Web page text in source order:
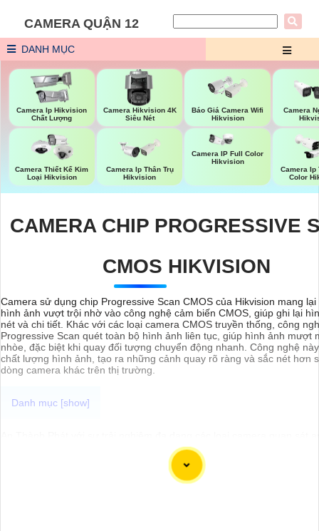
CAMERA QUẬN 12
DANH MỤC
Camera Ip Hikvision
Chất Lượng
Camera Hikvision 4K
Siêu Nét
Báo Giá Camera Wifi
Hikvision
Camera
Camera Thiết Kế Kim
Loại Hikvision
Camera Ip Thân Trụ
Hikvision
Camera IP Full Color
Hikvision
Camera Ip
Color
CAMERA CHIP PROGRESSIVE
CMOS HIKVISION
Camera sử dụng chip Progressive Scan CMOS của Hikvision mang
hình ảnh vượt trội nhờ vào công nghệ cảm biến CMOS, giúp ghi lại
nét và chi tiết. Khác với các loại camera CMOS truyền thống, công
Progressive Scan quét toàn bộ hình ảnh liên tục, giúp hình ảnh mượt
nhòe, đặc biệt khi quay đối tượng chuyển động nhanh. Công nghệ
chất lượng hình ảnh, tạo ra những cảnh quay rõ ràng và sắc nét hơn
dòng camera khác trên thị trường.
hôm nay mình xin được đề xuất với các anh chị em, cô chú bác các
chất lượng, giá sỡ hữu siêu rẻ và đặc biệt là camera
thương hiệu nổi tiếng, đảm bảo sự an toàn và ổn định khi sử dụng.